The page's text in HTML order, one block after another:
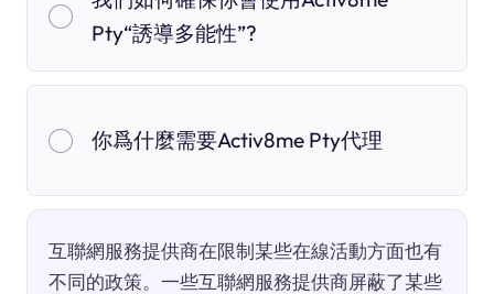
Pty“誘導多能性”?
你爲什麼需要Activ8me Pty代理
互聯網服務提供商在限制某些在線活動方面也有
不同的政策。一些互聯網服務提供商屏蔽了某些